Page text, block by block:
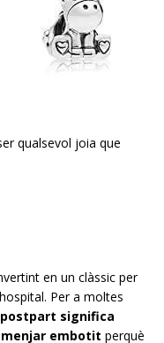
qualsevol joia que
en un clàssic per
Per a moltes
significa
embotit perquè